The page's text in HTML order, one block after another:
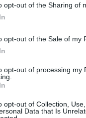
opt-out of the Sharing of
opt-out of the Sale of my
opt-out of processing my
opt-out of Collection,
Data that Is
hogy "fehér
pancsokat kaptam.